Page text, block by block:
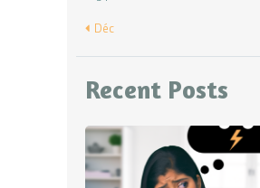
« Déc
Recent Posts